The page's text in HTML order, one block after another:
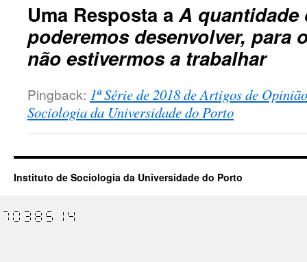
Uma Resposta aA quantidade
poderemos desenvolver, para
não estivermos a trabalhar
Pingback: 1ª Série de 2018 de Artigos de
Sociologia da Universidade do Porto
Instituto de Sociologia da Universidade do Porto